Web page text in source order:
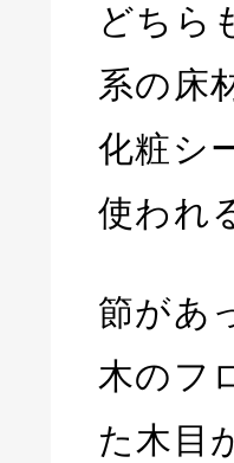
どちら
系の床
化粧シ
使われ
節があ
木のフ
た木目